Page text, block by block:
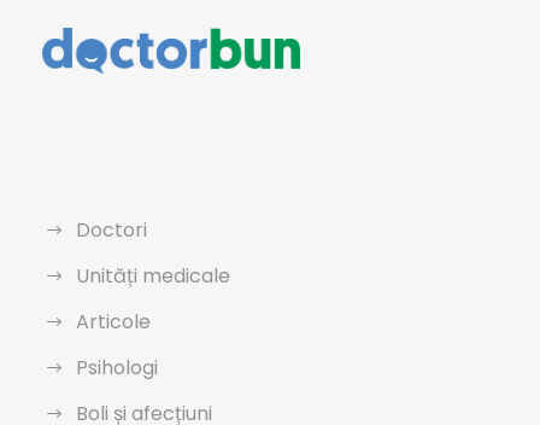
Doctori
Unități medicale
Articole
Psihologi
Boli și afecțiuni